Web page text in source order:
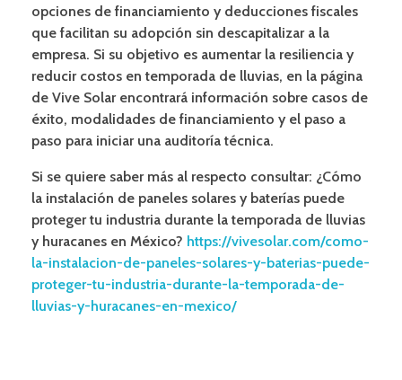
opciones de financiamiento y deducciones fiscales
que facilitan su adopción sin descapitalizar a la
empresa. Si su objetivo es aumentar la resiliencia y
reducir costos en temporada de lluvias, en la página
de Vive Solar encontrará información sobre casos de
éxito, modalidades de financiamiento y el paso a
paso para iniciar una auditoría técnica.
Si se quiere saber más al respecto consultar: ¿Cómo
la instalación de paneles solares y baterías puede
proteger tu industria durante la temporada de lluvias
y huracanes en México? https://vivesolar.com/como-
la-instalacion-de-paneles-solares-y-baterias-puede-
proteger-tu-industria-durante-la-temporada-de-
lluvias-y-huracanes-en-mexico/